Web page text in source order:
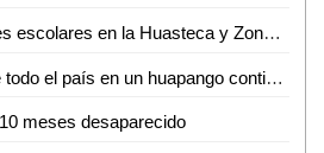
Adelantarán vacaciones escolares en la Huasteca y Zona Media por altas temperaturas
Xilitla reunirá a tríos de todo el país en un huapango continuo para lograr un Récord Guinness
meses desaparecido